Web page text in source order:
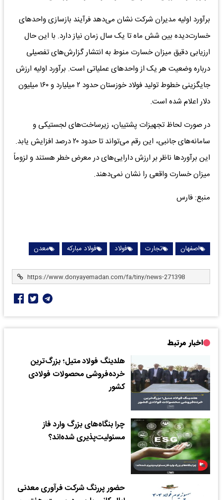
برآورد اولیه مدیران شرکت نشان می‌دهد فرآیند بازسازی واحدهای
خسارت‌دیده بین شش ماه تا یک سال زمان نیاز دارد. با این حال
ارزیابی دقیق میزان خسارت منوط به انتشار گزارش‌های تفصیلی
درباره وضعیت هر یک از واحدهای عملیاتی است. برآورد اولیه ارزش
جایگزینی خطوط تولید فولاد خوزستان حدود ۲ میلیارد و ۱۶۰ میلیون
دلار اعلام شده است.
در صورت لحاظ تجهیزات پشتیبان، زیرساخت‌های لجستیکی و
سامانه‌های جانبی، این رقم می‌تواند تا حدود ۲۰ درصد افزایش یابد.
این برآوردها ناظر بر ارزش دارایی‌های در معرض خطر هستند و لزوماً
میزان خسارت واقعی را نشان نمی‌دهند.
منبع: فارس
اصفهان تجارت فولاد فولاد مبارکه معدن
اخبار مرتبط
هلدینگ فولاد متیل؛ بزرگ‌ترین
خرده‌فروشی محصولات فولادی
کشور
چرا بنگاه‌های بزرگ وارد فاز
مسئولیت‌پذیری شده‌اند؟
حضور پررنگ شرکت فرآوری معدنی